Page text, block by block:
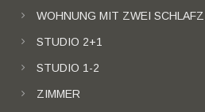
WOHNUNG MIT ZWEI
STUDIO 2+1
STUDIO 1-2
ZIMMER